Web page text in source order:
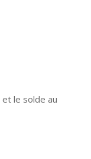
et le solde au